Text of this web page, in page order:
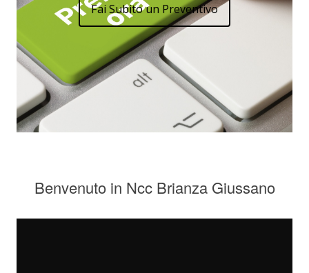
Fai Subito un Preventivo
Benvenuto in Ncc Brianza Giussano